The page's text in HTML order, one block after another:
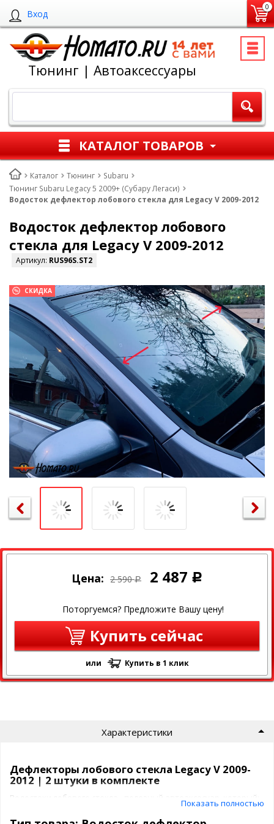
Вход
0
Тюнинг | Автоаксессуары
КАТАЛОГ ТОВАРОВ
Каталог Тюнинг
Subaru
Тюнинг Subaru Legacy 5 2009+ (Субару Легаси)
Водосток дефлектор лобового стекла для Legacy V 2009-2012
Водосток дефлектор лобового
стекла для Legacy V 2009-2012
Артикул: RUS96S.ST2
СКИДКА
Цена: 2 590 Р 2 487 Р
Поторгуемся? Предложите Вашу цену!
Купить сейчас
или Купить в 1 клик
Характеристики
Дефлекторы лобового стекла Legacy V 2009-
2012 | 2 штуки в комплекте
Водостоки лобового стекла - полезный автоаксесуар, который:
избавит от омывайки, ручейков воды на боковых
стеклах и зеркалахпосле взмаха щеток
Показать полностью